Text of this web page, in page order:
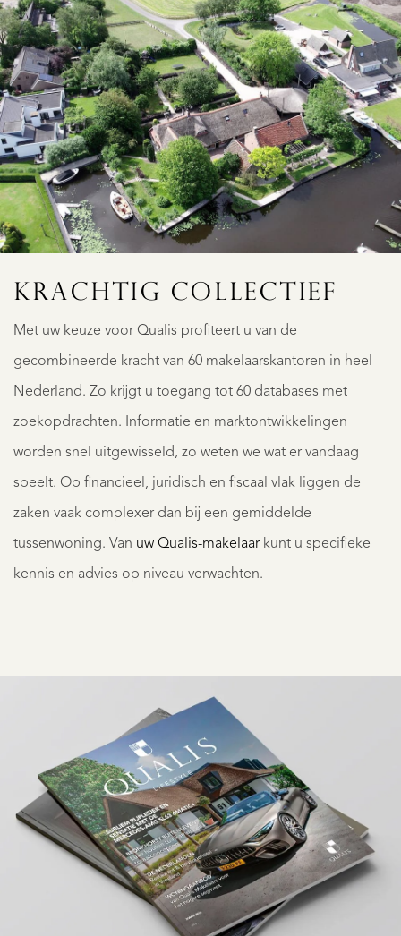
KRACHTIG COLLECTIEF
Met uw keuze voor Qualis profiteert u van de
gecombineerde kracht van 60 makelaarskantoren in heel
Nederland. Zo krijgt u toegang tot 60 databases met
zoekopdrachten. Informatie en marktontwikkelingen
worden snel uitgewisseld, zo weten we wat er vandaag
speelt. Op financieel, juridisch en fiscaal vlak liggen de
zaken vaak complexer dan bij een gemiddelde
tussenwoning. Van uw Qualis-makelaar kunt u specifieke
kennis en advies op niveau verwachten.